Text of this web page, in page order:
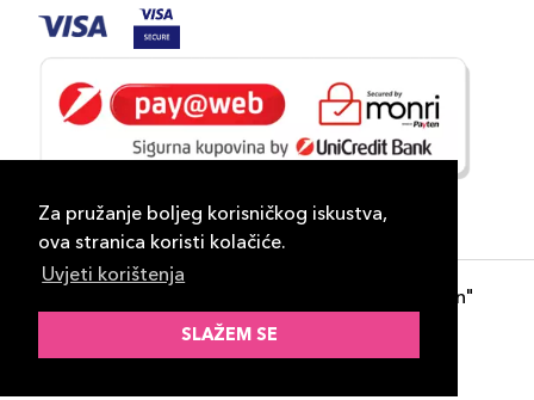
Za pružanje boljeg korisničkog iskustva,
ova stranica koristi kolačiće.
Uvjeti korištenja
SLAŽEM SE
- "DP Lux Distribution"
d.o.o. Banja Luka
ID-S Consulting d.o.o. Sarajevo